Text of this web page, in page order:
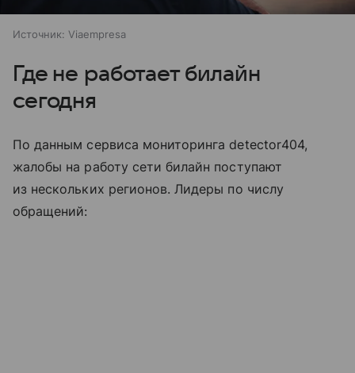
Источник: Viaempresa
Где не работает билайн
сегодня
По данным сервиса мониторинга detector404,
жалобы на работу сети билайн поступают
из нескольких регионов. Лидеры по числу
обращений: